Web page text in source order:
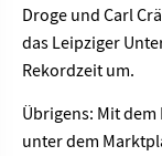
Droge und Carl
das Leipziger
Rekordzeit um.
Übrigens: Mit dem
unter dem